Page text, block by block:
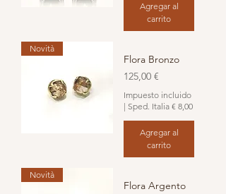
Agregar al
carrito
Novità
Flora Bronzo
Precio
125,00 €
Impuesto incluido
| Sped. Italia € 8,00
Agregar al
carrito
Novità
Flora Argento